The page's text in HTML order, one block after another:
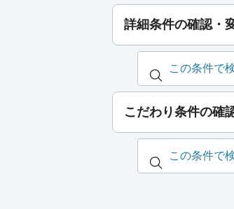
詳細条件の確認・
この条件で
こだわり条件の確
この条件で